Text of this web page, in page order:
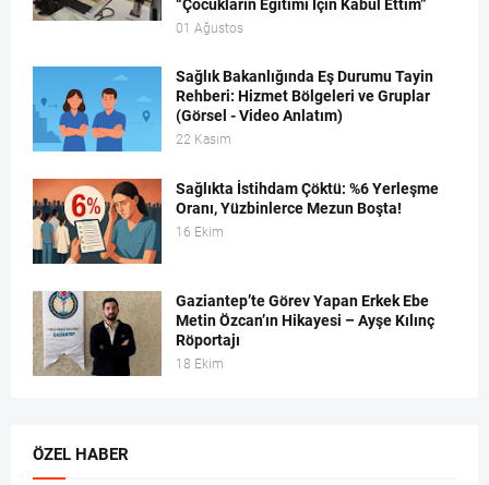
“Çocukların Eğitimi İçin Kabul Ettim”
01 Ağustos
Sağlık Bakanlığında Eş Durumu Tayin
Rehberi: Hizmet Bölgeleri ve Gruplar
(Görsel - Video Anlatım)
22 Kasım
Sağlıkta İstihdam Çöktü: %6 Yerleşme
Oranı, Yüzbinlerce Mezun Boşta!
16 Ekim
Gaziantep’te Görev Yapan Erkek Ebe
Metin Özcan’ın Hikayesi – Ayşe Kılınç
Röportajı
18 Ekim
ÖZEL HABER